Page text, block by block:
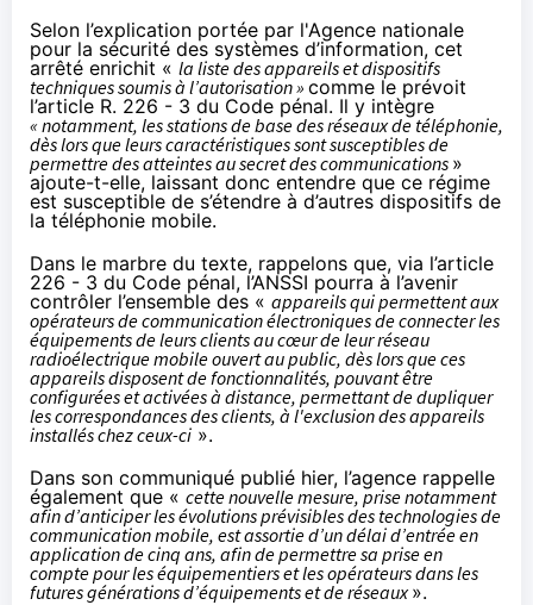
Selon l’explication portée par l'Agence nationale
pour la sécurité des systèmes d’information, cet
arrêté enrichit « la liste des appareils et dispositifs
techniques soumis à l’autorisation » comme le prévoit
l’article R. 226 - 3 du Code pénal. Il y intègre
« notamment, les stations de base des réseaux de téléphonie,
dès lors que leurs caractéristiques sont susceptibles de
permettre des atteintes au secret des communications »
ajoute-t-elle, laissant donc entendre que ce régime
est susceptible de s’étendre à d’autres dispositifs de
la téléphonie mobile.
Dans le marbre du texte, rappelons que, via l’article
226 - 3 du Code pénal, l’ANSSI pourra à l’avenir
contrôler l’ensemble des « appareils qui permettent aux
opérateurs de communication électroniques de connecter les
équipements de leurs clients au cœur de leur réseau
radioélectrique mobile ouvert au public, dès lors que ces
appareils disposent de fonctionnalités, pouvant être
configurées et activées à distance, permettant de dupliquer
les correspondances des clients, à l'exclusion des appareils
installés chez ceux-ci ».
Dans son communiqué publié hier, l’agence rappelle
également que « cette nouvelle mesure, prise notamment
afin d’anticiper les évolutions prévisibles des technologies de
communication mobile, est assortie d’un délai d’entrée en
application de cinq ans, afin de permettre sa prise en
compte pour les équipementiers et les opérateurs dans les
futures générations d’équipements et de réseaux».